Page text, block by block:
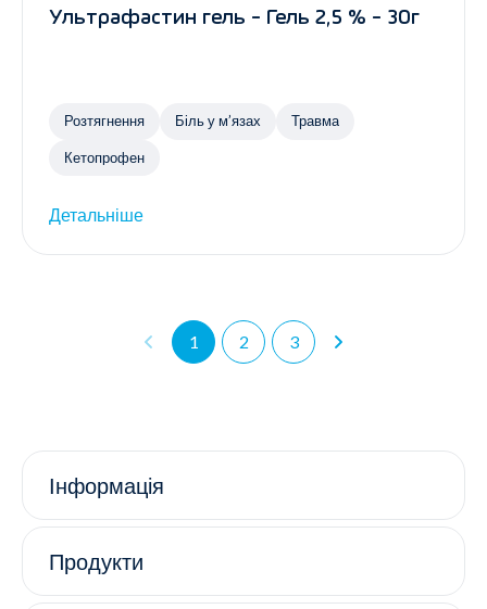
Ультрафастин гель - Гель 2,5 % - 30г
Розтягнення Біль у м’язах Травма
Кетопрофен
Детальніше
1 2 3
Інформація
Продукти